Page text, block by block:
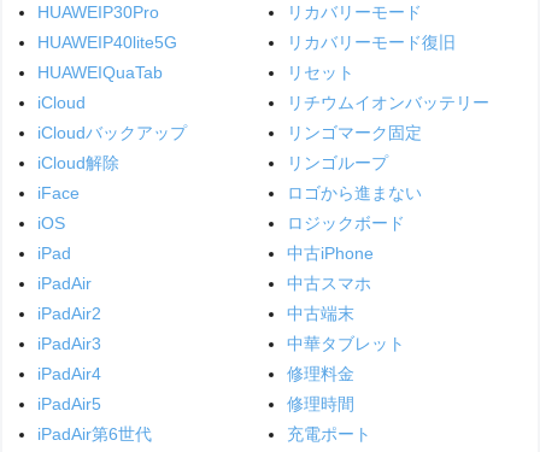
HUAWEIP30Pro
HUAWEIP40lite5G
HUAWEIQuaTab
iCloud
iCloudバックアップ
iCloud解除
iFace
iOS
iPad
iPadAir
iPadAir2
iPadAir3
iPadAir4
iPadAir5
iPadAir第6世代
リカバリーモード
リカバリーモード復旧
リセット
リチウムイオンバッテリー
リンゴマーク固定
リンゴループ
ロゴから進まない
ロジックボード
中古iPhone
中古スマホ
中古端末
中華タブレット
修理料金
修理時間
充電ポート